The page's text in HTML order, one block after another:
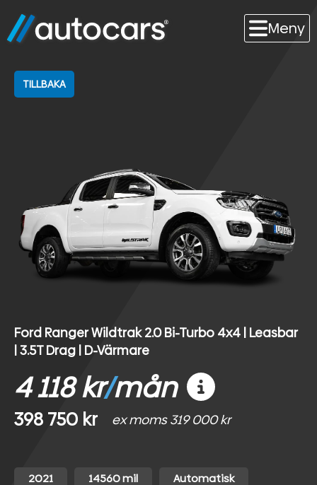
Meny
TILLBAKA
Ford Ranger Wildtrak 2.0 Bi-Turbo 4x4 | Leasbar
| 3.5T Drag | D-Värmare
4 118 kr/mån
398 750 kr ex moms 319 000 kr
2021 14560 mil
Automatisk